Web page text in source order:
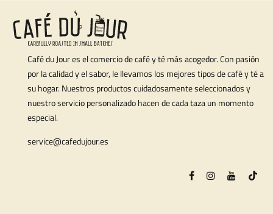
Café du Jour es el comercio de café y té más acogedor. Con pasión
por la calidad y el sabor, le llevamos los mejores tipos de café y té a
su hogar. Nuestros productos cuidadosamente seleccionados y
nuestro servicio personalizado hacen de cada taza un momento
especial.
service@cafedujour.es